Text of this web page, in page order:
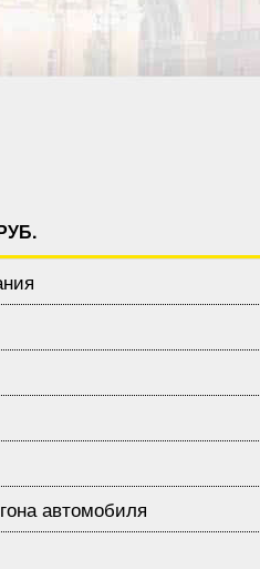
автомобиля